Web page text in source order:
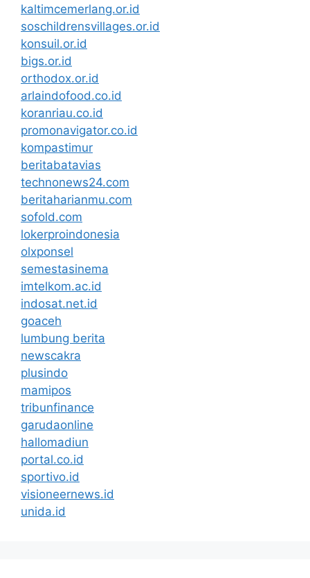
kaltimcemerlang.or.id
soschildrensvillages.or.id
konsuil.or.id
bigs.or.id
orthodox.or.id
arlaindofood.co.id
koranriau.co.id
promonavigator.co.id
kompastimur
beritabatavias
technonews24.com
beritaharianmu.com
sofold.com
lokerproindonesia
olxponsel
semestasinema
imtelkom.ac.id
indosat.net.id
goaceh
lumbung berita
newscakra
plusindo
mamipos
tribunfinance
garudaonline
hallomadiun
portal.co.id
sportivo.id
visioneernews.id
unida.id